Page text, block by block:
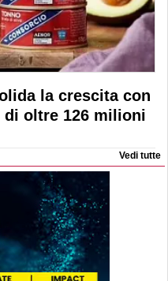
la crescita con
di oltre 126 milioni
Vedi tutte